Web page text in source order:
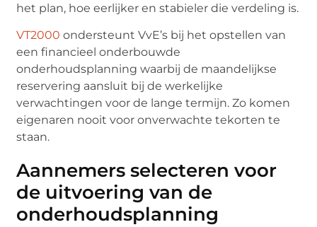
het plan, hoe eerlijker en stabieler die verdeling is.
VT2000 ondersteunt VvE’s bij het opstellen van
een financieel onderbouwde
onderhoudsplanning waarbij de maandelijkse
reservering aansluit bij de werkelijke
verwachtingen voor de lange termijn. Zo komen
eigenaren nooit voor onverwachte tekorten te
staan.
Aannemers selecteren voor
de uitvoering van de
onderhoudsplanning